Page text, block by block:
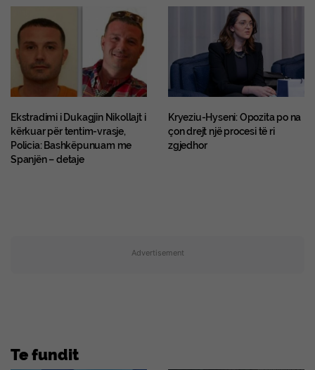
Ekstradimi i Dukagjin Nikollajt i
kërkuar për tentim-vrasje,
Policia: Bashkëpunuam me
Spanjën – detaje
Kryeziu-Hyseni: Opozita po na
çon drejt një procesi të ri
zgjedhor
Advertisement
Te fundit